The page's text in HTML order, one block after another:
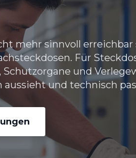
mehr sinnvoll erreichbar
Für
und
aussieht und technisch